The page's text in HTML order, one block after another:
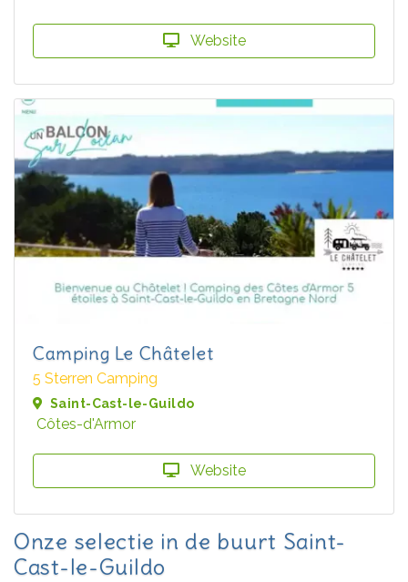
Website
Camping Le Châtelet
5 Sterren Camping
Saint-Cast-le-Guildo
Côtes-d'Armor
Website
Onze selectie in de buurt Saint-
Cast-le-Guildo